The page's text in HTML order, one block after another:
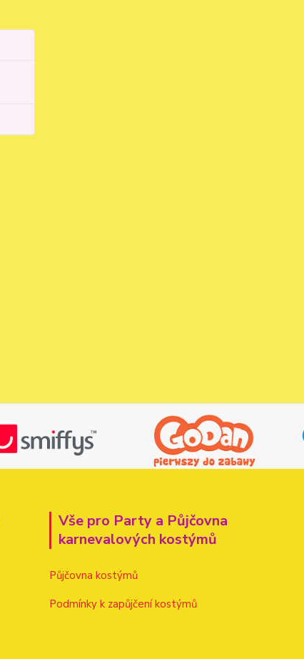
Vše pro Party a Půjčovna
karnevalových kostýmů
Půjčovna kostýmů
Podmínky k zapůjčení kostýmů